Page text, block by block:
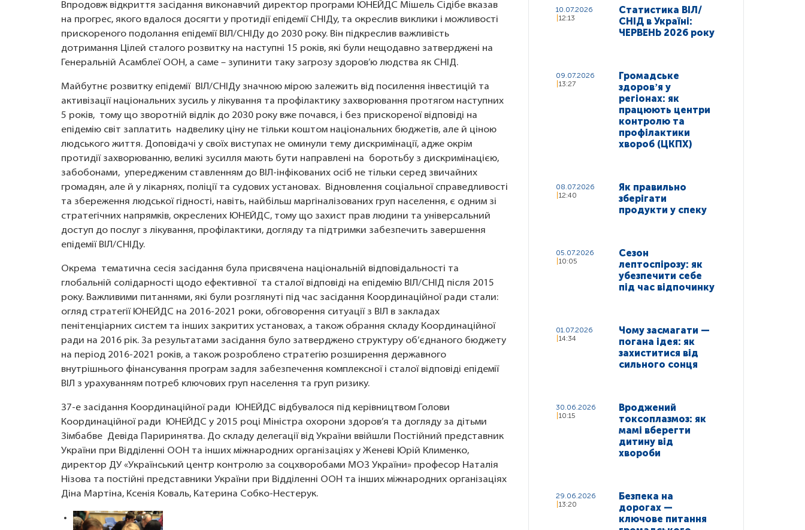
Впродовж відкриття засідання виконавчий директор програми ЮНЕЙДС Мішель Сідібе вказав
на прогрес, якого вдалося досягти у протидії епідемії СНІДу, та окреслив виклики і можливості
прискореного подолання епідемії ВІЛ/СНІДу до 2030 року. Він підкреслив важливість
дотримання Цілей сталого розвитку на наступні 15 років, які були нещодавно затверджені на
Генеральній Асамблеї ООН, а саме – зупинити таку загрозу здоров’ю людства як СНІД.
Майбутнє розвитку епідемії ВІЛ/СНІДу значною мірою залежить від посилення інвестицій та
активізації національних зусиль у лікування та профілактику захворювання протягом наступних
5 років, тому що зворотній відлік до 2030 року вже почався, і без прискореної відповіді на
епідемію світ заплатить надвелику ціну не тільки коштом національних бюджетів, але й ціною
людського життя. Доповідачі у своїх виступах не оминули тему дискримінації, адже окрім
протидії захворюванню, великі зусилля мають бути направлені на боротьбу з дискримінацією,
забобонами, упередженим ставленням до ВІЛ-інфікованих осіб не тільки серед звичайних
громадян, але й у лікарнях, поліції та судових установах. Відновлення соціальної справедливості
та збереження людської гідності, навіть, найбільш маргіналізованих груп населення, є одним зі
стратегічних напрямків, окреслених ЮНЕЙДС, тому що захист прав людини та універсальний
доступ до послуг з лікування, профілактики, догляду та підтримки забезпечить завершення
епідемії ВІЛ/СНІДу.
Окрема тематична сесія засідання була присвячена національній відповідальності та
глобальній солідарності щодо ефективної та сталої відповіді на епідемію ВІЛ/СНІД після 2015
року. Важливими питаннями, які були розглянуті під час засідання Координаційної ради стали:
огляд стратегії ЮНЕЙДС на 2016-2021 роки, обговорення ситуації з ВІЛ в закладах
пенітенціарних систем та інших закритих установах, а також обрання складу Координаційної
ради на 2016 рік. За результатами засідання було затверджено структуру об’єднаного бюджету
на період 2016-2021 років, а також розроблено стратегію розширення державного
внутрішнього фінансування програм задля забезпечення комплексної і сталої відповіді епідемії
ВІЛ з урахуванням потреб ключових груп населення та груп ризику.
37-е засідання Координаційної ради ЮНЕЙДС відбувалося під керівництвом Голови
Координаційної ради ЮНЕЙДС у 2015 році Міністра охорони здоров’я та догляду за дітьми
Зімбабве Девіда Париринятва. До складу делегації від України ввійшли Постійний представник
України при Відділенні ООН та інших міжнародних організаціях у Женеві Юрій Клименко,
директор ДУ «Український центр контролю за соцхворобами МОЗ України» професор Наталія
Нізова та постійні представники України при Відділенні ООН та інших міжнародних організаціях
Діна Мартіна, Ксенія Коваль, Катерина Собко-Нестерук.
10.07.2026
12:13
Статистика ВІЛ/
СНІД в Україні:
ЧЕРВЕНЬ 2026 року
09.07.2026
13:27
Громадське
здоровʼя у
регіонах: як
працюють центри
контролю та
профілактики
хвороб (ЦКПХ)
08.07.2026
12:40
Як правильно
зберігати
продукти у спеку
05.07.2026
10:05
Сезон
лептоспірозу: як
убезпечити себе
під час відпочинку
01.07.2026
14:34
Чому засмагати —
погана ідея: як
захиститися від
сильного сонця
30.06.2026
10:15
Вроджений
токсоплазмоз: як
мамі вберегти
дитину від
хвороби
29.06.2026
13:20
Безпека на
дорогах —
ключове питання